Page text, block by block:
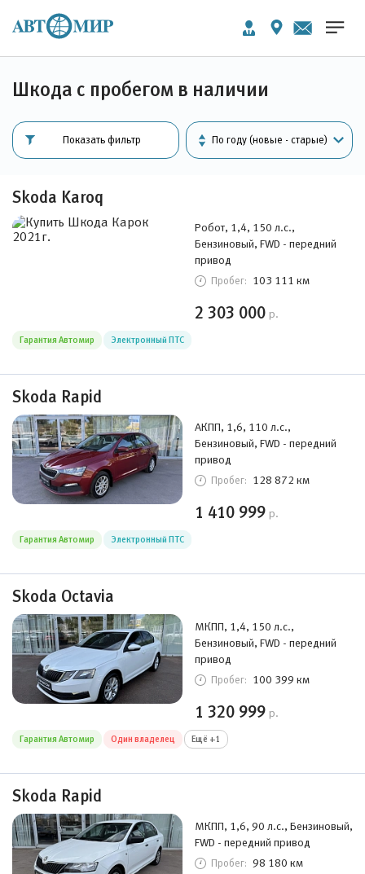
Шкода с пробегом в наличии
Показать фильтр
Skoda Karoq
Робот, 1,4, 150 л.с.,
Бензиновый, FWD - передний
привод
Пробег: 103 111 км
2 303 000 р.
Гарантия Автомир Электронный ПТС
Skoda Rapid
АКПП, 1,6, 110 л.с.,
Бензиновый, FWD - передний
привод
Пробег: 128 872 км
1 410 999 р.
Гарантия Автомир Электронный ПТС
Skoda Octavia
МКПП, 1,4, 150 л.с.,
Бензиновый, FWD - передний
привод
Пробег: 100 399 км
1 320 999 р.
Гарантия Автомир Один владелец Ещё +1
Skoda Rapid
МКПП, 1,6, 90 л.с., Бензиновый,
FWD - передний привод
Пробег: 98 180 км